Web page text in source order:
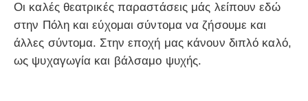
Οι καλές θεατρικές παραστάσεις μάς λείπουν εδώ
στην Πόλη και εύχομαι σύντομα να ζήσουμε και
άλλες σύντομα. Στην εποχή μας κάνουν διπλό καλό,
ως ψυχαγωγία και βάλσαμο ψυχής.